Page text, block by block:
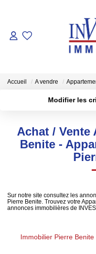
Accueil A vendre
Modifier les
Sélectionnez...
Type de bien
Achat / Vente
Benite -
Sur notre site consultez les
Pierre Benite. Trouvez votre
annonces immobilières de
Immobilier Pierre Benite